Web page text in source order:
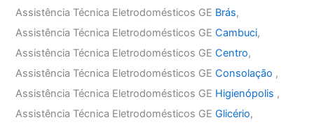
Assistência Técnica Eletrodomésticos GE Brás,
Assistência Técnica Eletrodomésticos GECambuci,
Assistência Técnica Eletrodomésticos GECentro,
Assistência Técnica Eletrodomésticos GEConsolação ,
Assistência Técnica Eletrodomésticos GE Higienópolis ,
Assistência Técnica Eletrodomésticos GEGlicério,